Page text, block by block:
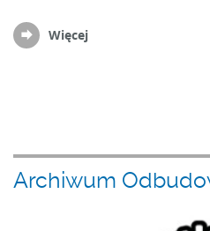
Więcej
Archiwum